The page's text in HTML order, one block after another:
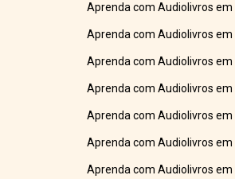
Aprenda com Audiolivros
Aprenda com Audiolivros em
Aprenda com Audiolivros em
Aprenda com Audiolivros
Aprenda com Audiolivros em
Aprenda com Audiolivros em
Aprenda com Audiolivros em